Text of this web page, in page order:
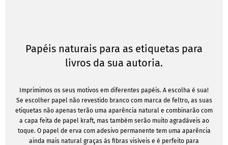
Papéis naturais para as etiquetas para
livros da sua autoria.
Imprimimos os seus motivos em diferentes papéis. A escolha é sua!
Se escolher papel não revestido branco com marca de feltro, as suas
etiquetas não apenas terão uma aparência natural e combinarão com
a capa feita de papel kraft, mas também serão muito agradáveis ao
toque. O papel de erva com adesivo permanente tem uma aparência
ainda mais natural graças às fibras visíveis e é perfeito para